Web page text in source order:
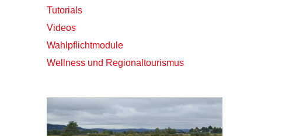
Tutorials
Videos
Wahlpflichtmodule
Wellness und Regionaltourismus